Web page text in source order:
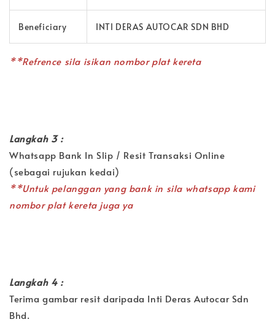
Beneficiary INTI DERAS AUTOCAR SDN BHD
**Refrence sila isikan nombor plat kereta
Langkah 3 :
Whatsapp Bank In Slip / Resit Transaksi Online
(sebagai rujukan kedai)
**Untuk pelanggan yang bank in sila whatsapp kami
nombor plat kereta juga ya
Langkah 4 :
Terima gambar resit daripada Inti Deras Autocar Sdn
Bhd.